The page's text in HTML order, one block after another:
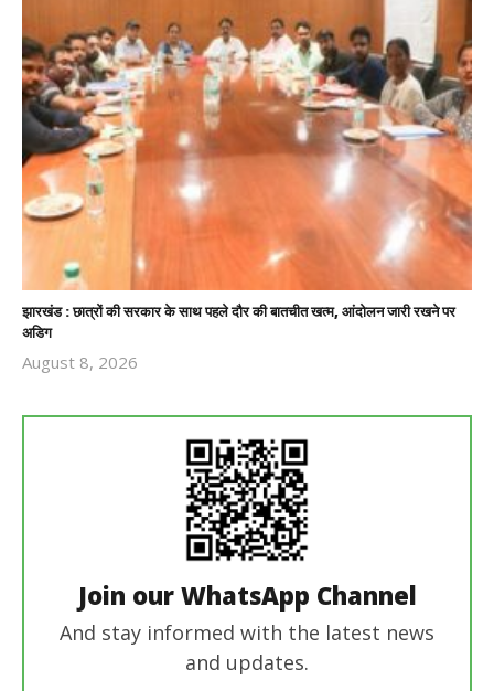
झारखंड : छात्रों की सरकार के साथ पहले दौर की बातचीत खत्म, आंदोलन जारी रखने पर
अडिग
August 8, 2026
Join our WhatsApp Channel
And stay informed with the latest news
and updates.